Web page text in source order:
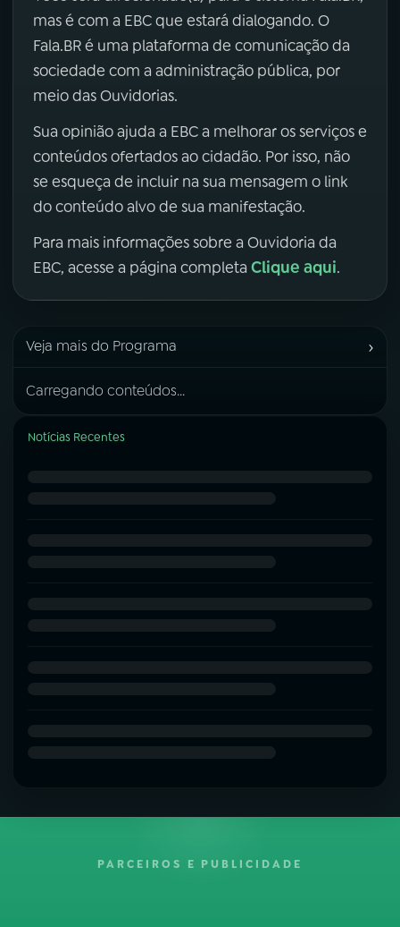
mas é com a EBC que estará dialogando. O
Fala.BR é uma plataforma de comunicação da
sociedade com a administração pública, por
meio das Ouvidorias.
Sua opinião ajuda a EBC a melhorar os serviços e
conteúdos ofertados ao cidadão. Por isso, não
se esqueça de incluir na sua mensagem o link
do conteúdo alvo de sua manifestação.
Para mais informações sobre a Ouvidoria da
EBC, acesse a página completa Clique aqui.
Veja mais do Programa ›
Carregando conteúdos...
Notícias Recentes
PARCEIROS E PUBLICIDADE